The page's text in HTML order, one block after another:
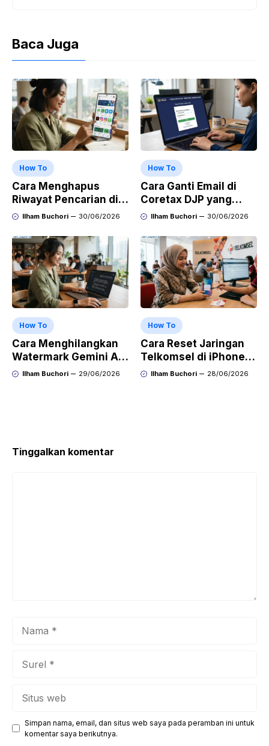
Baca Juga
How To
Cara Menghapus
Riwayat Pencarian di
Play Store di HP
OPPO, dan Vivo
Ilham Buchori 30/06/2026
How To
Cara Ganti Email di
Coretax DJP yang
Sudah Tidak Aktif
Ilham Buchori 30/06/2026
How To
Cara Menghilangkan
Watermark Gemini AI
dengan Mudah Hasil
Ilham Buchori 29/06/2026
How To
Cara Reset Jaringan
Telkomsel di iPhone
agar Koneksi Stabil
Ilham Buchori 28/06/2026
Tinggalkan komentar
Simpan nama, email, dan situs web saya pada peramban ini untuk
komentar saya berikutnya.